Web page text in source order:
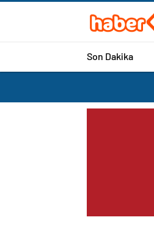
Son Dakika